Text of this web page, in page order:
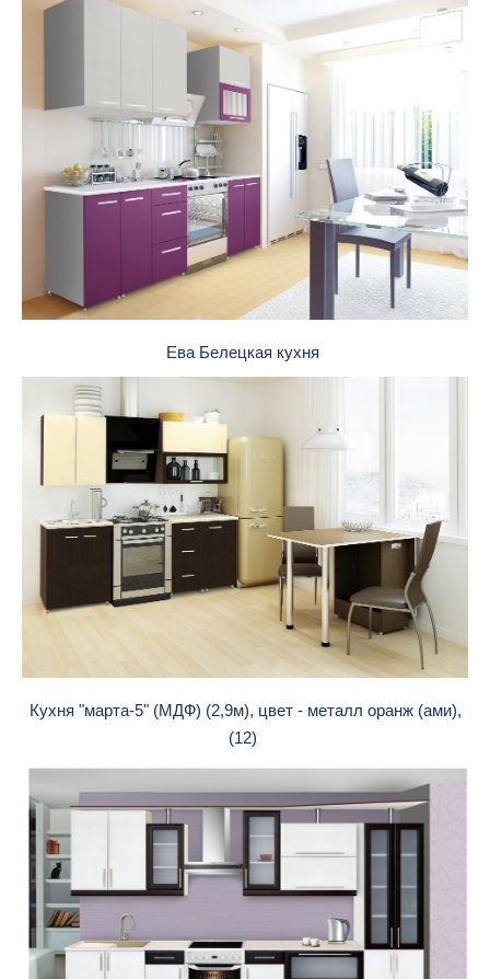
Ева Белецкая кухня
Кухня "марта-5" (МДФ) (2,9м), цвет - металл оранж (ами),
(12)